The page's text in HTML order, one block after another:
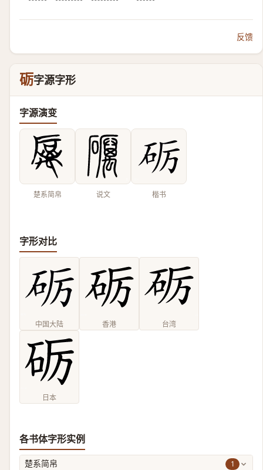
反馈
砺字源字形
字源演变
楚系简帛 说文 楷书
字形对比
中国大陆 香港 台湾
日本
各书体字形实例
楚系简帛 1